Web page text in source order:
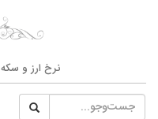
نرخ ارز و سکه